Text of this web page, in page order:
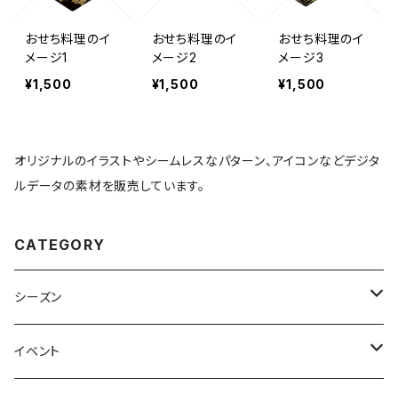
おせち料理のイ
メージ1
¥1,500
おせち料理のイ
メージ2
¥1,500
おせち料理のイ
メージ3
¥1,500
オリジナルのイラストやシームレスなパターン、アイコンなどデジタ
ルデータの素材を販売しています。
CATEGORY
シーズン
春
イベント